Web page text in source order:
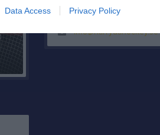
Data Access Privacy Policy
Idrottsvägen 1, 43832
info@harrydahockey.se